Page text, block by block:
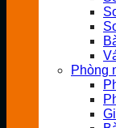
Phòng